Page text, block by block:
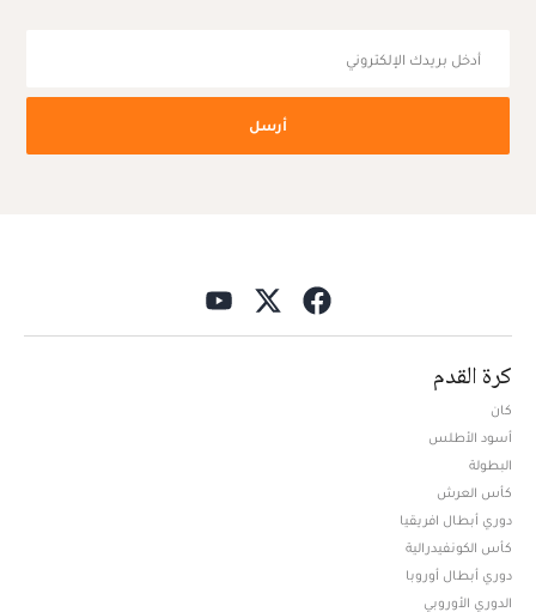
أرسل
كرة القدم
كان
أسود الأطلس
البطولة
كأس العرش
دوري أبطال افريقيا
كأس الكونفيدرالية
دوري أبطال أوروبا
الدوري الأوروبي